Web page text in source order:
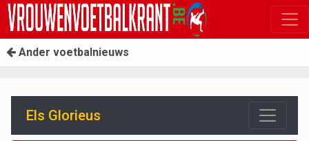
Ander voetbalnieuws
Els Glorieus